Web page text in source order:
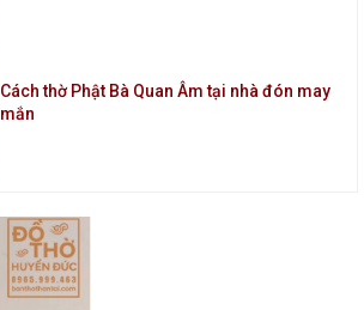
Cách thờ Phật Bà Quan Âm tại nhà đón may
mắn